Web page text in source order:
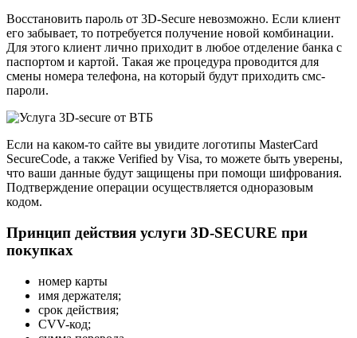
Восстановить пароль от 3D-Secure невозможно. Если клиент
его забывает, то потребуется получение новой комбинации.
Для этого клиент лично приходит в любое отделение банка с
паспортом и картой. Такая же процедура проводится для
смены номера телефона, на который будут приходить смс-
пароли.
Если на каком-то сайте вы увидите логотипы MasterCard
SecureCode, а также Verified by Visa, то можете быть уверены,
что ваши данные будут защищены при помощи шифрования.
Подтверждение операции осуществляется одноразовым
кодом.
Принцип действия услуги 3D-SECURE при
покупках
номер карты
имя держателя;
срок действия;
СVV-код;